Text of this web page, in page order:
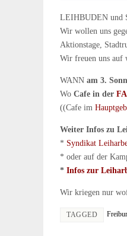
LEIHBUDEN und
Wir wollen uns
Aktionstage,
Wir freuen uns auf
WANN am 3.
Wo Cafe in der
((Cafe im
Weiter Infos zu
* Syndikat
* oder auf der
* Infos zur
Wir kriegen nur
TAGGED